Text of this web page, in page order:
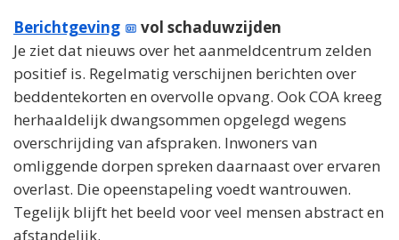
Berichtgeving
vol schaduwzijden
Je ziet dat nieuws over het aanmeldcentrum zelden
positief is. Regelmatig verschijnen berichten over
beddentekorten en overvolle opvang. Ook COA kreeg
herhaaldelijk dwangsommen opgelegd wegens
overschrijding van afspraken. Inwoners van
omliggende dorpen spreken daarnaast over ervaren
overlast. Die opeenstapeling voedt wantrouwen.
Tegelijk blijft het beeld voor veel mensen abstract en
afstandelijk.